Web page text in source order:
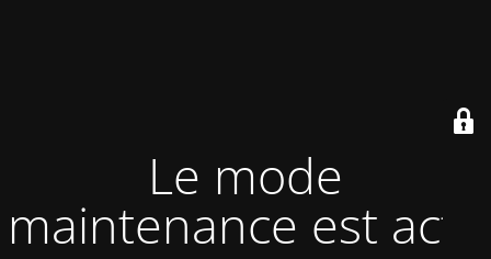
Le mode
maintenance est actif